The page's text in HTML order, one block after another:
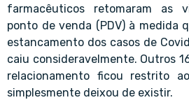
farmacêuticos retomaram as
ponto de venda (PDV) à medida
estancamento dos casos de
caiu consideravelmente. Outros
relacionamento ficou restrito
simplesmente deixou de existir.